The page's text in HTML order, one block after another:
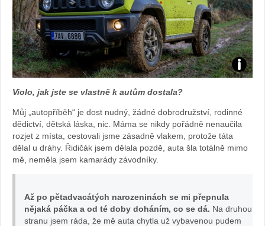
Foto:
webu
Violo, jak jste se vlastně k autům dostala?
Můj „autopříběh“ je dost nudný, žádné dobrodružství, rodinné
dědictví, dětská láska, nic. Máma se nikdy pořádně nenaučila
rozjet z místa, cestovali jsme zásadně vlakem, protože táta
dělal u dráhy. Řidičák jsem dělala pozdě, auta šla totálně mimo
mě, neměla jsem kamarády závodníky.
Až po pětadvacátých narozeninách se mi přepnula
nějaká páčka a od té doby doháním, co se dá. Na druhou
stranu jsem ráda, že mě auta chytla už vybavenou pudem